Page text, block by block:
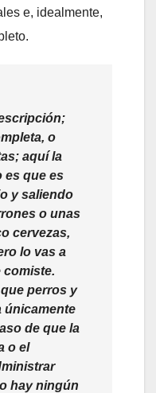
e, idealmente,
o
aquí la
es que es
y saliendo
o unas
cervezas,
lo vas a
comiste.
perros y
únicamente
de que la
o el
hay ningún